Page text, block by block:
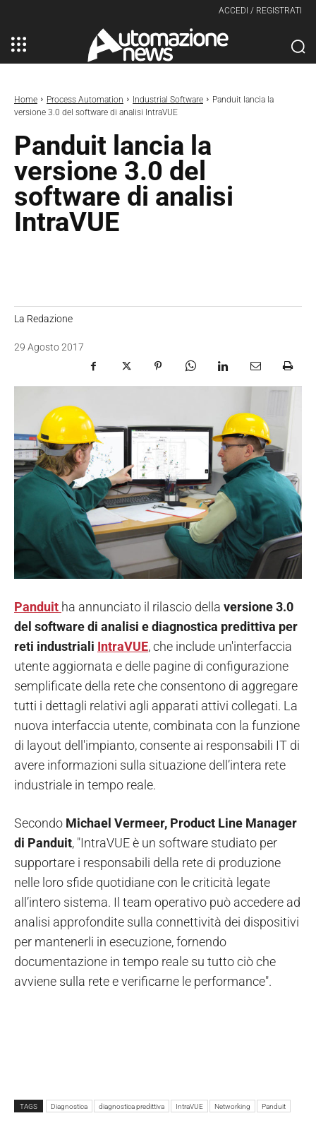
ACCEDI / REGISTRATI
Home Process Automation Industrial Software
Panduit lancia la
versione 3.0 del software di analisi IntraVUE
Panduit lancia la
versione 3.0 del
software di analisi
IntraVUE
La Redazione
29 Agosto 2017
Panduit ha annunciato il rilascio della versione 3.0
del software di analisi e diagnostica predittiva per
reti industriali IntraVUE, che include un'interfaccia
utente aggiornata e delle pagine di configurazione
semplificate della rete che consentono di aggregare
tutti i dettagli relativi agli apparati attivi collegati. La
nuova interfaccia utente, combinata con la funzione
di layout dell'impianto, consente ai responsabili IT di
avere informazioni sulla situazione dell’intera rete
industriale in tempo reale.
Secondo Michael Vermeer, Product Line Manager
di Panduit, "IntraVUE è un software studiato per
supportare i responsabili della rete di produzione
nelle loro sfide quotidiane con le criticità legate
all’intero sistema. Il team operativo può accedere ad
analisi approfondite sulla connettività dei dispositivi
per mantenerli in esecuzione, fornendo
documentazione in tempo reale su tutto ciò che
avviene sulla rete e verificarne le performance".
TAGS Diagnostica diagnostica predittiva IntraVUE Networking Panduit